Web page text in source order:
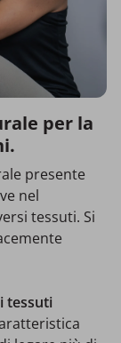
per la
presente
nel
tessuti. Si
tessuti